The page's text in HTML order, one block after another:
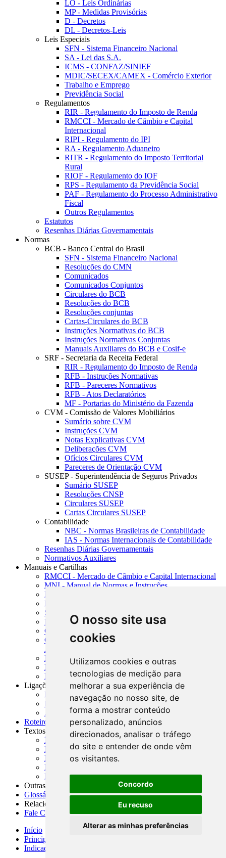
O nosso site usa
cookies
Utilizamos cookies e outras
tecnologias de medição para
melhorar a sua experiência de
navegação no nosso site, de
forma a mostrar conteúdo
personalizado, anúncios
direcionados, analisar o tráfego
do site e entender de onde vêm
os visitantes.
Concordo
Eu recuso
Alterar as minhas preferências
LO - Leis Ordinárias
MP - Medidas Provisórias
D - Decretos
DL - Decretos-Leis
Leis Especiais
SFN - Sistema Financeiro Nacional
SA - Lei das S.A.
ICMS - CONFAZ/SINIEF
MDIC/SECEX/CAMEX - Comércio Exterior
Trabalho e Emprego
Previdência Social
Regulamentos
RIR - Regulamento do Imposto de Renda
RMCCI - Mercado de Câmbio e Capital
Internacional
RIPI - Regulamento do IPI
RA - Regulamento Aduaneiro
RITR - Regulamento do Imposto Territorial
Rural
RIOF - Regulamento do IOF
RPS - Regulamento da Previdência Social
PAF - Regulamento do Processo Administrativo
Fiscal
Outros Regulamentos
Estatutos
Resenhas Diárias Governamentais
Normas
BCB - Banco Central do Brasil
SFN - Sistema Financeiro Nacional
Resoluções do CMN
Comunicados
Comunicados Conjuntos
Circulares do BCB
Resoluções do BCB
Resoluções conjuntas
Cartas-Circulares do BCB
Instruções Normativas do BCB
Instruções Normativas Conjuntas
Manuais Auxiliares do BCB e Cosif-e
SRF - Secretaria da Receita Federal
RIR - Regulamento do Imposto de Renda
RFB - Instruções Normativas
RFB - Pareceres Normativos
RFB - Atos Declaratórios
MF - Portarias do Ministério da Fazenda
CVM - Comissão de Valores Mobiliários
Sumário sobre CVM
Instruções CVM
Notas Explicativas CVM
Deliberações CVM
Ofícios Circulares CVM
Pareceres de Orientação CVM
SUSEP - Superintendência de Seguros Privados
Sumário SUSEP
Resoluções CNSP
Circulares SUSEP
Cartas Circulares SUSEP
Contabilidade
NBC - Normas Brasileiras de Contabilidade
IAS - Normas Internacionais de Contabilidade
Resenhas Diárias Governamentais
Normativos Auxiliares
Manuais e Cartilhas
RMCCI - Mercado de Câmbio e Capital Internacional
MNI - Manual de Normas e Instruções
MTVM - Manual de Títulos e Valores Mobiliários
MCR - Manual de Crédito Rural
SISORF - Manual de Organização do SFN
MASUP - Manual de Supervisão Bancária
CADOC - Catálogo de Documentos
CNAE-CONCLA - Classificação Nacional de
Atividades Econômicas
PMF - Cartilhas do BCB
Manuais Auxiliares do BCB e Cosif-e
Resenhas Diárias Governamentais
Ligações Externas
Links Úteis
Presidência da República
Agências Nacionais Reguladoras
Roteiros para Estudos
Textos
Índice de Textos
Editorial
Monografias
Na Imprensa
Fórum de Discussão
Outras ferramentas
Glossário
Relacionamento
Fale Conosco
Início
Principais notícias
Indicadores